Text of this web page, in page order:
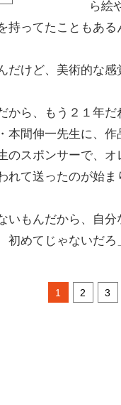
ら絵
持ってたこともある
けど、美術的な感
ら、もう２１年だ
本間伸一先生に、
のスポンサーで、
れて送ったのが始ま
もんだから、自分
初めてじゃないだろ
1 2 3